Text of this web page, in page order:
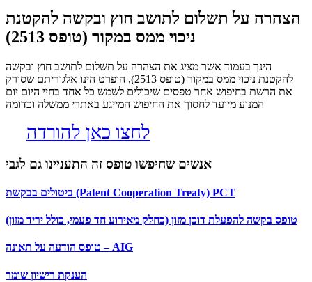
הצהרה על תשלום לתושב חוץ ובקשה להקטנת
ניכוי ממס במקור (טופס 2513)
הינך בעמוד אשר מציג את הצהרה על תשלום לתושב חוץ ובקשה
להקטנת ניכוי ממס במקור (טופס 2513), הופרט הינו אלגוריתם שסורק
את הרשת בחיפוש אחר טפסים שיכולים לשמש כל אחד בחיי היום יום
המנוע מיועד לחסוך את החיפוש המייגע באתרי ממשלה וכדומה
לחצו כאן להורדה
אנשים שחיפשו טופס זה התעניינו גם לגבי
ביטולים בבקשת (Patent Cooperation Treaty) PCT
טופס בקשה להפעלת דוכן מזון (כחלק מאירוע חד פעמי, כולל יריד מזון)
טופס הודעה על תאונה – AIG
הענקת רישיון שומר